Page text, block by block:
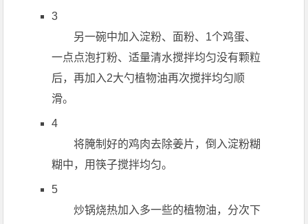
3
另一碗中加入淀粉、面粉、1个鸡蛋、
一点点泡打粉、适量清水搅拌均匀没有颗粒
后，再加入2大勺植物油再次搅拌均匀顺
滑。
4
将腌制好的鸡肉去除姜片，倒入淀粉糊
糊中，用筷子搅拌均匀。
5
炒锅烧热加入多一些的植物油，分次下